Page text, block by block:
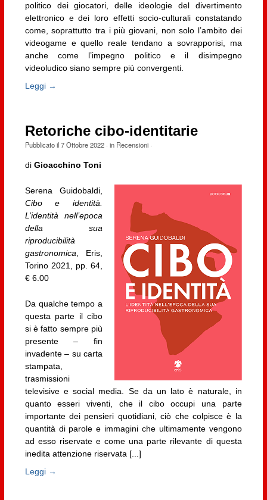
politico dei giocatori, delle ideologie del divertimento
elettronico e dei loro effetti socio-culturali constatando
come, soprattutto tra i più giovani, non solo l’ambito dei
videogame e quello reale tendano a sovrapporisi, ma
anche come l’impegno politico e il disimpegno
videoludico siano sempre più convergenti.
Leggi →
Retoriche cibo-identitarie
Pubblicato il7 Ottobre 2022· in Recensioni·
di Gioacchino Toni
Serena Guidobaldi,
Cibo e identità.
L’identità nell’epoca
della sua
riproducibilità
gastronomica , Eris,
Torino 2021, pp. 64,
€ 6.00
Da qualche tempo a
questa parte il cibo
si è fatto sempre più
presente – fin
invadente – su carta
stampata,
trasmissioni
televisive e social media. Se da un lato è naturale, in
quanto esseri viventi, che il cibo occupi una parte
importante dei pensieri quotidiani, ciò che colpisce è la
quantità di parole e immagini che ultimamente vengono
ad esso riservate e come una parte rilevante di questa
inedita attenzione riservata [...]
Leggi →